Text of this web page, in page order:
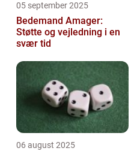
05 september 2025
Bedemand Amager:
Støtte og vejledning i en
svær tid
06 august 2025